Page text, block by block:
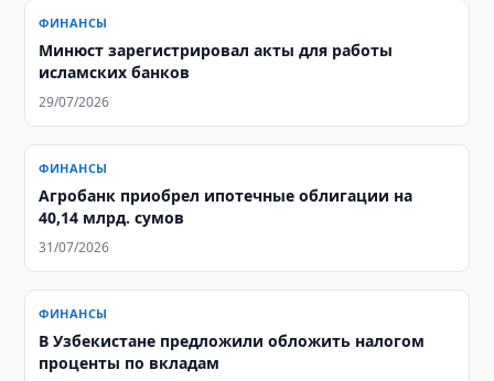
ФИНАНСЫ
Минюст зарегистрировал акты для работы
исламских банков
29/07/2026
ФИНАНСЫ
Агробанк приобрел ипотечные облигации на
40,14 млрд. сумов
31/07/2026
ФИНАНСЫ
В Узбекистане предложили обложить налогом
проценты по вкладам